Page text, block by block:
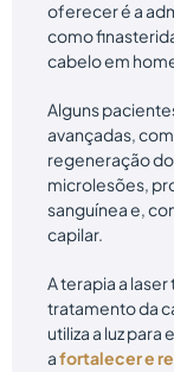
oferecer é a
como
cabelo em
Alguns
avançadas,
regeneração
microlesões,
sanguínea e,
capilar.
A terapia a
tratamento da
utiliza a luz
afortalecer e